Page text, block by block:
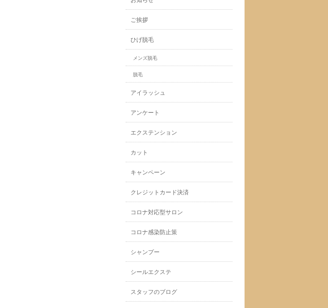
ご挨拶
ひげ脱毛
メンズ脱毛
脱毛
アイラッシュ
アンケート
エクステンション
カット
キャンペーン
クレジットカード決済
コロナ対応型サロン
コロナ感染防止策
シャンプー
シールエクステ
スタッフのブログ